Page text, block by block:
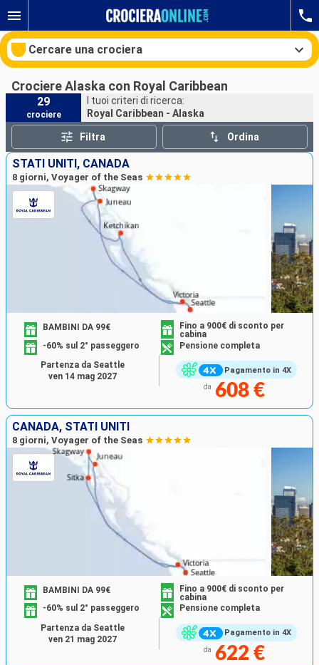
Cercare una crociera
Le nostre destinazioni
Mesi di partenza
Porti
Crociere Alaska con Royal Caribbean
29
crociere
I tuoi criteri di ricerca:
Royal Caribbean - Alaska
Filtra Ordina
STATI UNITI, CANADA
8 giorni, Voyager of the Seas
Pagamento in 4X
BAMBINI DA 99€
Fino a 900€ di sconto per
cabina
-60% sul 2° passeggero
Pensione completa
da 608 €
Partenza da Seattle
ven 14 mag 2027
CANADA, STATI UNITI
8 giorni, Voyager of the Seas
Pagamento in 4X
BAMBINI DA 99€
Fino a 900€ di sconto per
cabina
-60% sul 2° passeggero
Pensione completa
da 622 €
Partenza da Seattle
ven 21 mag 2027